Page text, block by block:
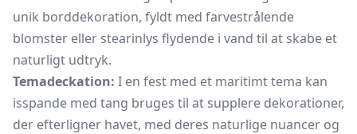
unik borddekoration, fyldt med farvestrålende
blomster eller stearinlys flydende i vand til at skabe et
naturligt udtryk.
Temadeckation: I en fest med et maritimt tema kan
isspande med tang bruges til at supplere dekorationer,
der efterligner havet, med deres naturlige nuancer og